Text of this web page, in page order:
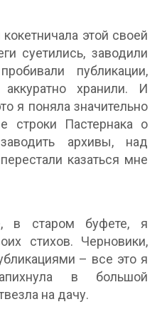
этой своей
суетились, заводили
публикации,
хранили. И
я поняла значительно
строки Пастернака о
архивы, над
казаться мне
в старом буфете, я
стихов. Черновики,
– все это я
в большой
на дачу.